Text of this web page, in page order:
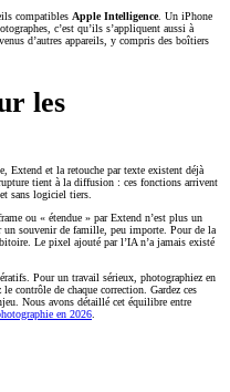
compatibles Apple Intelligence. Un iPhone
c’est qu’ils s’appliquent aussi à
d’autres appareils, y compris des boîtiers
les
Extend et la retouche par texte existent déjà
tient à la diffusion : ces fonctions arrivent
sans logiciel tiers.
ou « étendue » par Extend n’est plus un
un souvenir de famille, peu importe. Pour de la
Le pixel ajouté par l’IA n’a jamais existé
Pour un travail sérieux, photographiez en
contrôle de chaque correction. Gardez ces
Nous avons détaillé cet équilibre entre
en 2026.